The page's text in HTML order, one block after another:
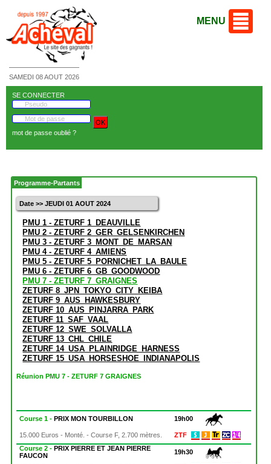
SAMEDI 08 AOUT 2026
MENU
SE CONNECTER
mot de passe oublié ?
Programme-Partants
Date >> JEUDI 01 AOUT 2024
PMU 1 - ZETURF 1_DEAUVILLE
PMU 2 - ZETURF 2_GER_GELSENKIRCHEN
PMU 3 - ZETURF 3_MONT_DE_MARSAN
PMU 4 - ZETURF 4_AMIENS
PMU 5 - ZETURF 5_PORNICHET_LA_BAULE
PMU 6 - ZETURF 6_GB_GOODWOOD
PMU 7 - ZETURF 7_GRAIGNES
ZETURF 8_JPN_TOKYO_CITY_KEIBA
ZETURF 9_AUS_HAWKESBURY
ZETURF 10_AUS_PINJARRA_PARK
ZETURF 11_SAF_VAAL
ZETURF 12_SWE_SOLVALLA
ZETURF 13_CHL_CHILE
ZETURF 14_USA_PLAINRIDGE_HARNESS
ZETURF 15_USA_HORSESHOE_INDIANAPOLIS
Réunion PMU 7 - ZETURF 7 GRAIGNES
Course 1 -PRIX MON TOURBILLON 19h00
15.000 Euros - Monté. - Course F, 2.700 mètres.
ZTF
Course 2 -PRIX PIERRE ET JEAN PIERRE
FAUCON
19h30